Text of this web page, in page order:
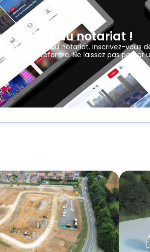
du notariat !
du monde du notariat. Inscrivez-vous
notre plateforme. Ne laissez pas passer